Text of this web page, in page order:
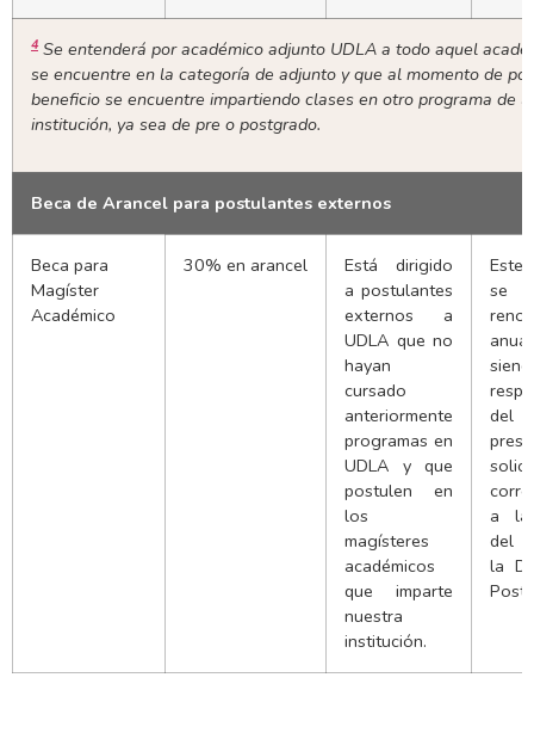
4Se entenderá por académico adjunto UDLA a todo aquel
se encuentre en la categoría de adjunto y que al momento de
beneficio se encuentre impartiendo clases en otro programa de la
institución, ya sea de pre o postgrado.
Beca de Arancel para postulantes externos
Beca para
Magíster
Académico
30% en arancel
Está dirigido
a postulantes
externos a
UDLA que no
hayan
cursado
anteriormente
programas en
UDLA y que
postulen en
los
magísteres
académicos
que imparte
nuestra
institución.
se
del
a la
del
la